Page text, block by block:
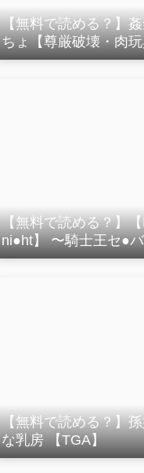
【無料で読める？】
ちょ【尊厳破壊・肉
ヒロインズ】
【無料で読める？】
ni●ht】 〜騎士王セ●
着のまま堕ちる〜 【
【無料で読める？】
な乳房 【TGA】